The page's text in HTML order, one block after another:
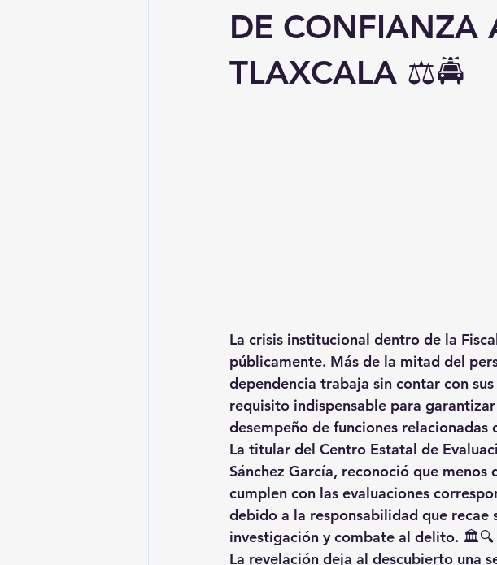
DE CONFIANZA
TLAXCALA ⚖️🚔
La crisis institucional dentro de la
públicamente. Más de la mitad del
dependencia trabaja sin contar con
requisito indispensable para
desempeño de funciones
La titular del Centro Estatal de
Sánchez García, reconoció que
cumplen con las evaluaciones
debido a la responsabilidad que
investigación y combate al delito. 🏛️🔍
La revelación deja al descubierto una